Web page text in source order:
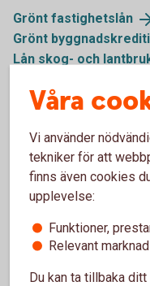
Grönt fastighetslån
Grönt
Lån skog- och
Våra
Vi använder
tekniker för att
finns även cookies
upplevelse:
Funktioner,
Relevant
Du kan ta tillbaka